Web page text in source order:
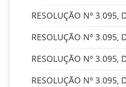
RESOLUÇÃO Nº 3.095,
RESOLUÇÃO Nº 3.095,
RESOLUÇÃO Nº 3.095,
RESOLUÇÃO Nº 3.095,